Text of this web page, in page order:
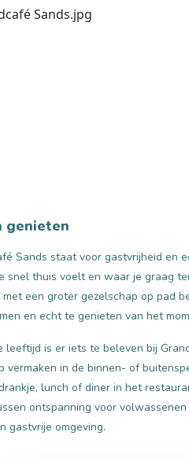
genieten
Sands staat voor gastvrijheid en
snel thuis voelt en waar je graag
een groter gezelschap op pad
en echt te genieten van het
leeftijd is er iets te beleven bij
vermaken in de binnen- of
lunch of diner in het
ontspanning voor
gastvrije omgeving.